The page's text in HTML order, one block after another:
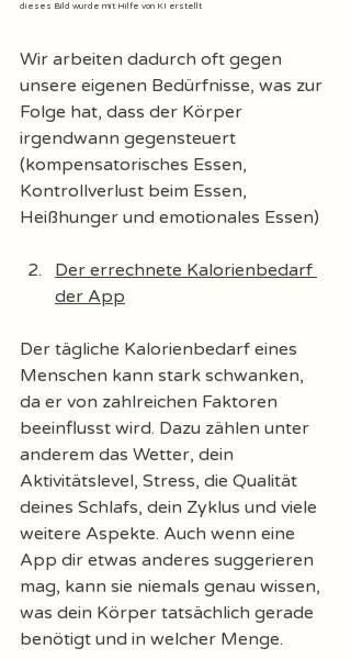
dieses Bild wurde mit Hilfe von KI erstellt
Wir arbeiten dadurch oft gegen
unsere eigenen Bedürfnisse, was zur
Folge hat, dass der Körper
irgendwann gegensteuert
(kompensatorisches Essen,
Kontrollverlust beim Essen,
Heißhunger und emotionales Essen)
Der errechnete Kalorienbedarf
der App
Der tägliche Kalorienbedarf eines
Menschen kann stark schwanken,
da er von zahlreichen Faktoren
beeinflusst wird. Dazu zählen unter
anderem das Wetter, dein
Aktivitätslevel, Stress, die Qualität
deines Schlafs, dein Zyklus und viele
weitere Aspekte. Auch wenn eine
App dir etwas anderes suggerieren
mag, kann sie niemals genau wissen,
was dein Körper tatsächlich gerade
benötigt und in welcher Menge.